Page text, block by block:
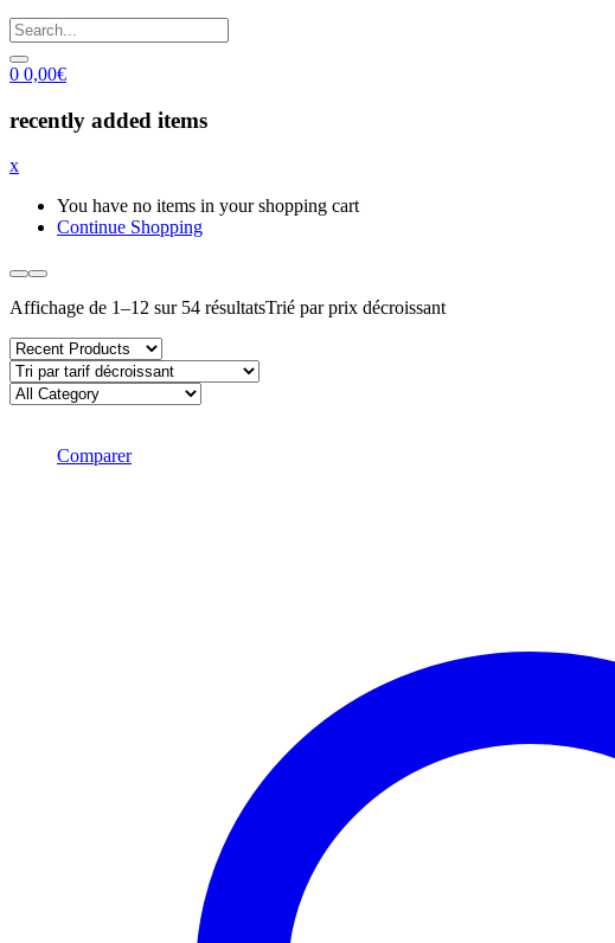
0 0,00€
recently added items
x
You have no items in your shopping cart
Continue Shopping
Affichage de 1–12 sur 54 résultatsTrié par prix décroissant
Comparer